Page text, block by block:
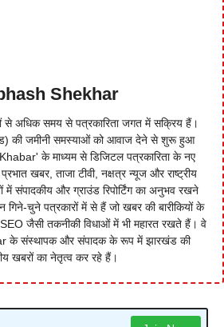
Shekhar
से अधिक समय से पत्रकारिता जगत में सक्रिय हैं।
की जमीनी समस्याओं को आवाज देने से शुरू हुआ
के माध्यम से डिजिटल पत्रकारिता के नए
खबर, ताजा टीवी, नक्षत्र न्यूज और राष्ट्रीय
में संपादकीय और ग्राउंड रिपोर्टिंग का अनुभव रखने
चुने पत्रकारों में से हैं जो खबर की बारीकियों के
जैसी तकनीकी विधाओं में भी महारत रखते हैं। वे
के संस्थापक और संपादक के रूप में झारखंड की
खबरों का नेतृत्व कर रहे हैं।